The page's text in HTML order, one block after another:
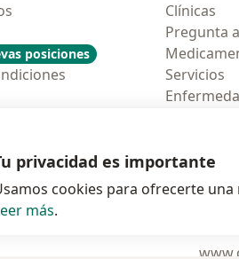
posiciones
Clínicas
Pregunta
Servicios
Polska se
privacidad es importante
cookies para ofrecerte
más.